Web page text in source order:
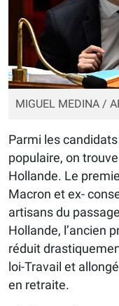
MIGUEL MEDINA /
Parmi les
populaire, on
Hollande. Le
Macron et ex-
artisans du
Hollande, l’ancien
réduit
loi-Travail et
en retraite.